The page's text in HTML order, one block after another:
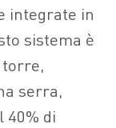
integrate in
sistema è
torre,
serra,
40% di